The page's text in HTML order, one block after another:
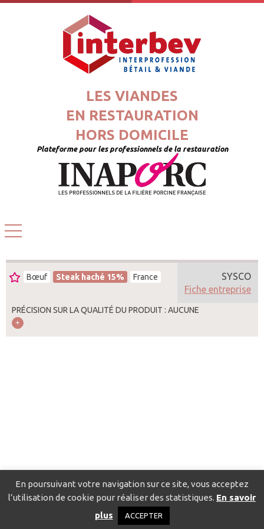
LES VIANDES
EN RESTAURATION
HORS DOMICILE
Plateforme pour les professionnels de la restauration
Bœuf Steak haché 15% France
PRÉCISION SUR LA QUALITÉ DU PRODUIT : AUCUNE
SYSCO
Fiche entreprise
Catalogue pour localiser les fournisseurs
Politique de confidentialité
En poursuivant votre navigation sur ce site, vous acceptez
l’utilisation de cookie pour réaliser des statistiques. En savoir
plus
ACCEPTER